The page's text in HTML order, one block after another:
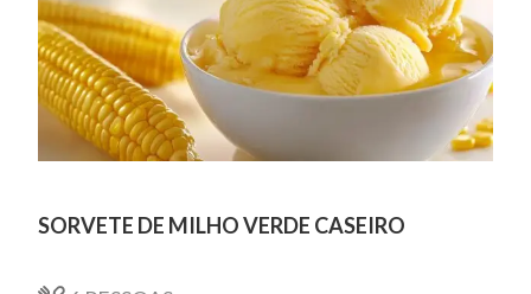
SORVETE DE MILHO VERDE CASEIRO